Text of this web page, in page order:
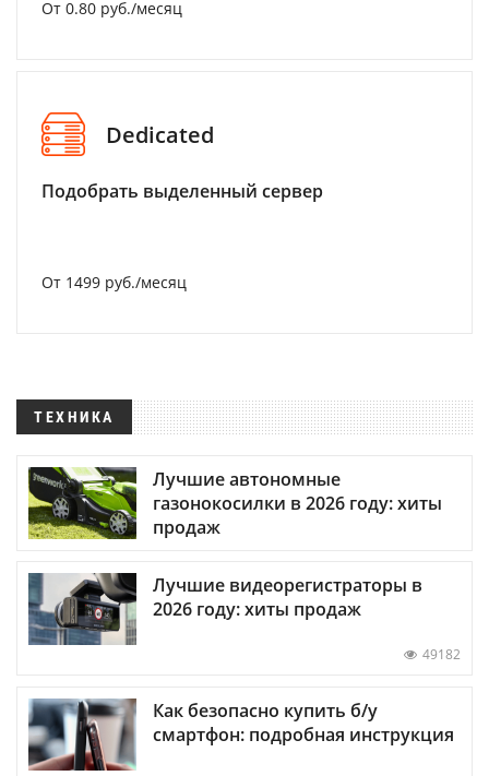
От 0.80 руб./месяц
Dedicated
Подобрать выделенный сервер
От 1499 руб./месяц
ТЕХНИКА
Лучшие автономные
газонокосилки в 2026 году: хиты
продаж
Лучшие видеорегистраторы в
2026 году: хиты продаж
49182
Как безопасно купить б/у
смартфон: подробная инструкция